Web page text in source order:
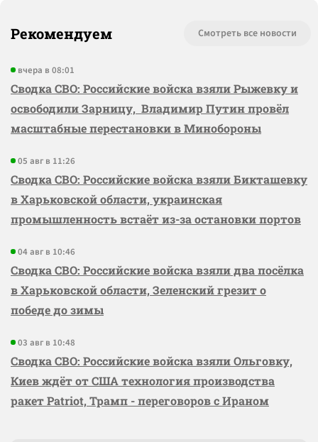
Рекомендуем Смотреть все новости
вчера в 08:01
Сводка СВО: Российские войска взяли Рыжевку и
освободили Зарницу, Владимир Путин провёл
масштабные перестановки в Минобороны
05 авг в 11:26
Сводка СВО: Российские войска взяли Бикташевку
в Харьковской области, украинская
промышленность встаёт из-за остановки портов
04 авг в 10:46
Сводка СВО: Российские войска взяли два посёлка
в Харьковской области, Зеленский грезит о
победе до зимы
03 авг в 10:48
Сводка СВО: Российские войска взяли Ольговку,
Киев ждёт от США технология производства
ракет Patriot, Трамп - переговоров с Ираном